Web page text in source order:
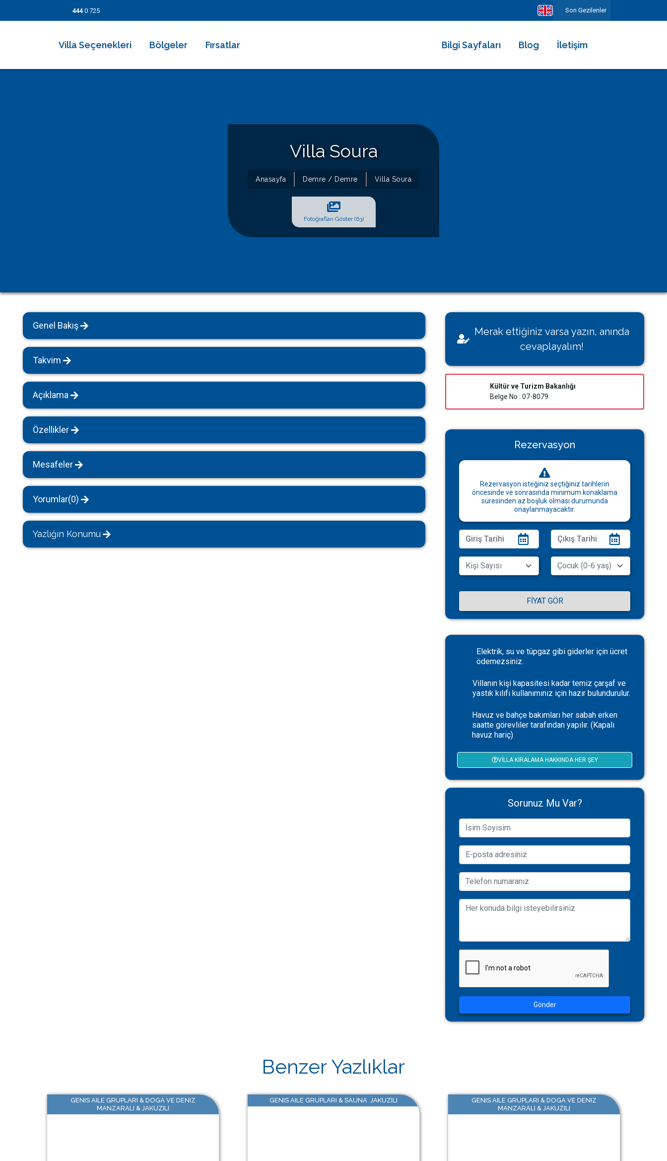
444 0 725 Son Gezilenler
Villa Seçenekleri
Kiralık Apartlar
Bungalov Evler
Kahvaltı Dahil Villalar
Tüm Villalar
Bölgeler Fırsatlar Bilgi Sayfaları
Villamı Kiraya Vermek İstiyorum
Sağlığınız Bizim İçin Değerli
Konut İzin Belge Başvurusu
Bakanlık Belgeli Konutlar
Blog İletişim
Villa Soura
Anasayfa Demre / Demre Villa Soura
Fotoğrafları Göster (63)
Genel Bakış
Takvim
Açıklama
Özellikler
Mesafeler
Yorumlar(0)
Yazlığın Konumu
Merak ettiğiniz varsa yazın, anında
cevaplayalım!
Kültür ve Turizm Bakanlığı
Belge No : 07-8079
Rezervasyon
Rezervasyon isteğiniz seçtiğiniz tarihlerin
öncesinde ve sonrasında minimum konaklama
süresinden az boşluk olması durumunda
onaylanmayacaktır.
FIYAT GÖR
Elektrik, su ve tüpgaz gibi giderler için ücret
ödemezsiniz.
Villanın kişi kapasitesi kadar temiz çarşaf ve
yastık kılıfı kullanımınız için hazır bulundurulur.
Havuz ve bahçe bakımları her sabah erken
saatte görevliler tarafından yapılır. (Kapalı
havuz hariç)
VILLA KIRALAMA HAKKINDA HER ŞEY
Sorunuz Mu Var?
Gönder
Benzer Yazlıklar
GENIS AILE GRUPLARI & DOGA VE DENIZ
MANZARALI & JAKUZILI
GENIS AILE GRUPLARI & SAUNA JAKUZILI
GENIS AILE GRUPLARI & DOGA VE DENIZ
MANZARALI & JAKUZILI